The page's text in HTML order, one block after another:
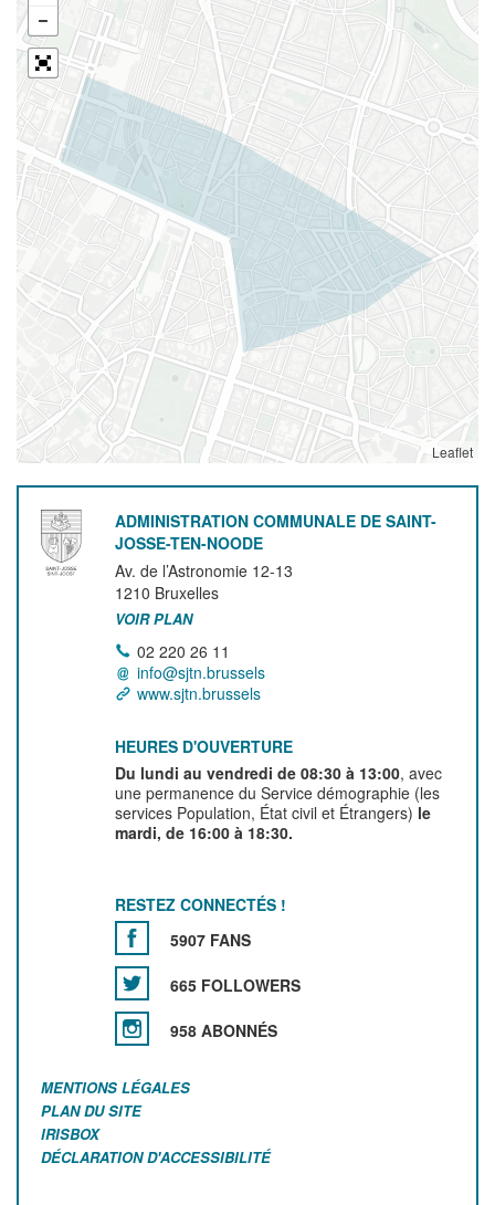
Leaflet
ADMINISTRATION COMMUNALE DE SAINT-
JOSSE-TEN-NOODE
Av. de l’Astronomie 12-13
1210 Bruxelles
VOIR PLAN
02 220 26 11
info@sjtn.brussels
www.sjtn.brussels
HEURES D'OUVERTURE
Du lundi au vendredi de 08:30 à 13:00, avec
une permanence du Service démographie (les
services Population, État civil et Étrangers) le
mardi, de 16:00 à 18:30.
RESTEZ CONNECTÉS !
5907 FANS
665 FOLLOWERS
958 ABONNÉS
MENTIONS LÉGALES
PLAN DU SITE
IRISBOX
DÉCLARATION D'ACCESSIBILITÉ